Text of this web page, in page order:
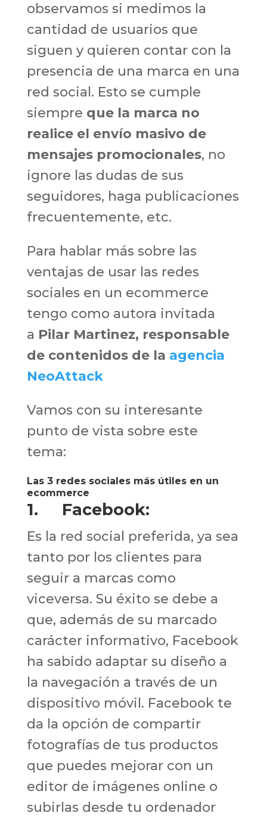
observamos si medimos la
cantidad de usuarios que
siguen y quieren contar con la
presencia de una marca en una
red social. Esto se cumple
siempre que la marca no
realice el envío masivo de
mensajes promocionales, no
ignore las dudas de sus
seguidores, haga publicaciones
frecuentemente, etc.
Para hablar más sobre las
ventajas de usar las redes
sociales en un ecommerce
tengo como autora invitada
a Pilar Martinez, responsable
de contenidos de la agencia
NeoAttack
Vamos con su interesante
punto de vista sobre este
tema:
Las 3 redes sociales más útiles en un
ecommerce
1. Facebook:
Es la red social preferida, ya sea
tanto por los clientes para
seguir a marcas como
viceversa. Su éxito se debe a
que, además de su marcado
carácter informativo, Facebook
ha sabido adaptar su diseño a
la navegación a través de un
dispositivo móvil. Facebook te
da la opción de compartir
fotografías de tus productos
que puedes mejorar con un
editor de imágenes online o
subirlas desde tu ordenador